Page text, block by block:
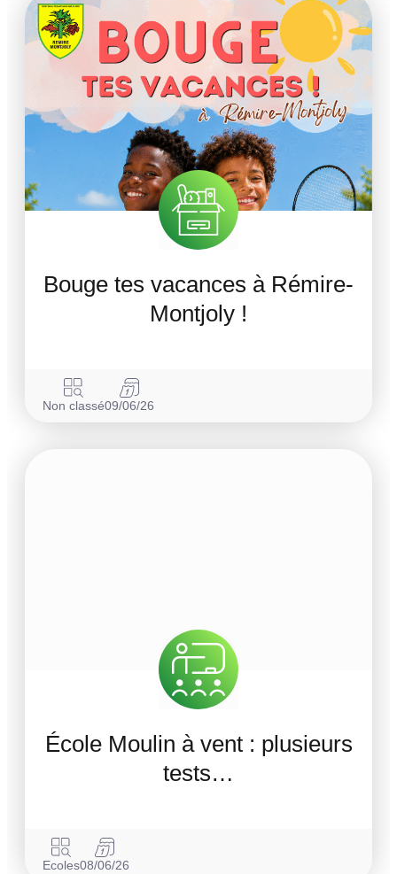
Bouge tes vacances à Rémire-
Montjoly !
Non classé09/06/26
École Moulin à vent : plusieurs
tests…
Ecoles08/06/26